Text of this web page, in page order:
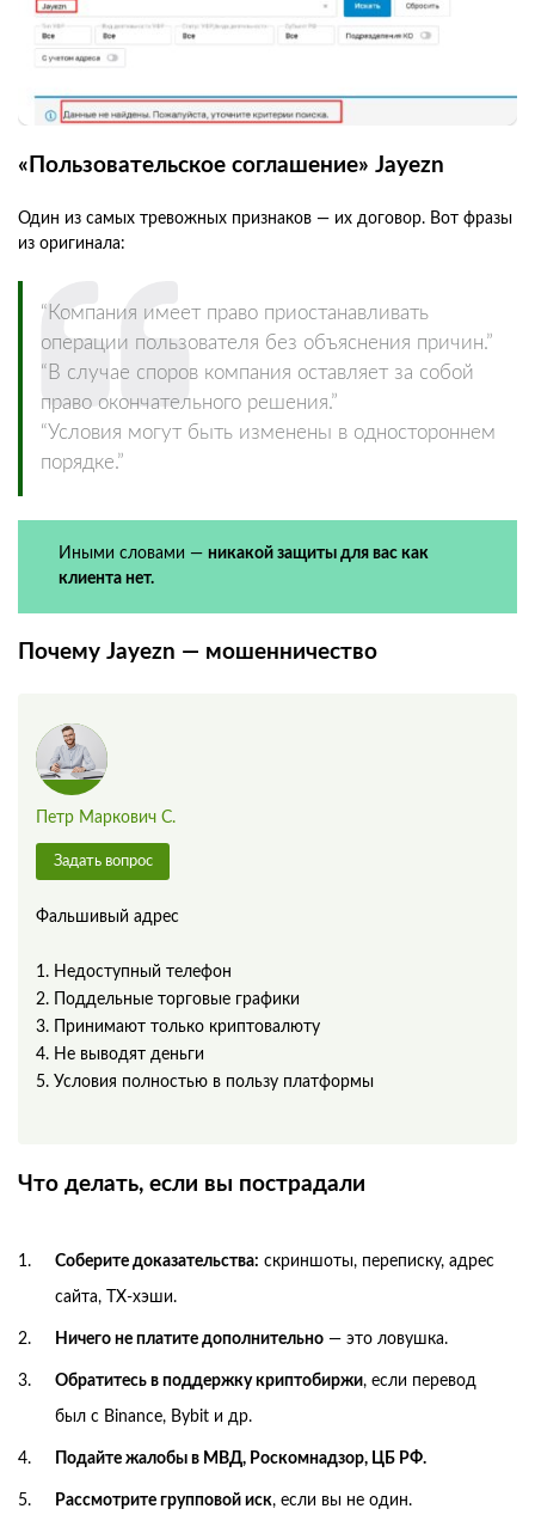
«Пользовательское соглашение» Jayezn
Один из самых тревожных признаков — их договор. Вот фразы
из оригинала:
“Компания имеет право приостанавливать
операции пользователя без объяснения причин.”
“В случае споров компания оставляет за собой
право окончательного решения.”
“Условия могут быть изменены в одностороннем
порядке.”
Иными словами — никакой защиты для вас как
клиента нет.
Почему Jayezn — мошенничество
Петр Маркович С.
Задать вопрос
Фальшивый адрес
1. Недоступный телефон
2. Поддельные торговые графики
3. Принимают только криптовалюту
4. Не выводят деньги
5. Условия полностью в пользу платформы
Что делать, если вы пострадали
Соберите доказательства: скриншоты, переписку, адрес
сайта, TX-хэши.
Ничего не платите дополнительно — это ловушка.
Обратитесь в поддержку криптобиржи, если перевод
был с Binance, Bybit и др.
Подайте жалобы в МВД, Роскомнадзор, ЦБ РФ.
Рассмотрите групповой иск, если вы не один.